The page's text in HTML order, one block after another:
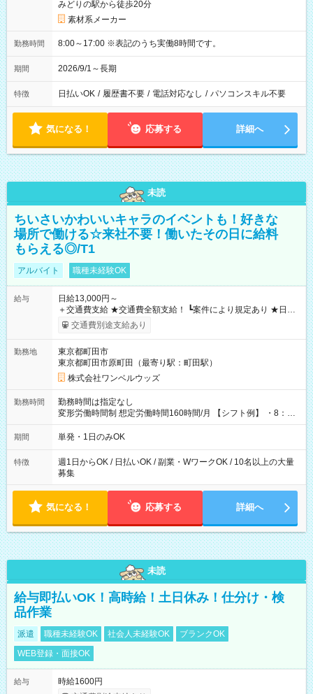
みどりの駅から徒歩20分
素材系メーカー
勤務時間 8:00～17:00 ※表記のうち実働8時間です。
期間 2026/9/1～長期
特徴 日払いOK / 履歴書不要 / 電話対応なし / パソコンスキル不要
気になる！ 応募する 詳細へ
未読
ちいさいかわいいキャラのイベントも！好きな
場所で働ける☆来社不要！働いたその日に給料
もらえる◎/T1
アルバイト 職種未経験OK
給与
日給13,000円～
＋交通費支給 ★交通費全額支給！ ┗案件により規定あり ★日払
いOK！（規定あり） ┗働いたその日に現金GET♪ お仕事後はコ
ンビニATMから 日払い分を引き落とせます！ 【試用期間】試
交通費別途支給あり
勤務地
東京都町田市
東京都町田市原町田（最寄り駅：町田駅）
株式会社ワンベルウッズ
勤務時間
勤務時間は指定なし
変形労働時間制 想定労働時間160時間/月 【シフト例】 ・8：00
～21：00
期間 単発・1日のみOK
特徴
週1日からOK / 日払いOK / 副業・WワークOK / 10名以上の大量
募集
気になる！ 応募する 詳細へ
未読
給与即払いOK！高時給！土日休み！仕分け・検
品作業
派遣 職種未経験OK 社会人未経験OK
ブランクOK
WEB登録・面接OK
給与
時給1600円